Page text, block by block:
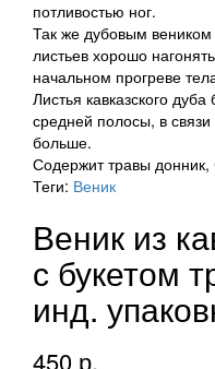
потливостью ног.
Так же дубовым
листьев хорошо
начальном прогреве
Листья кавказского
средней полосы, в
больше.
Содержит травы донник,
Теги: Веник
Веник из
с букетом
инд.
450 р.